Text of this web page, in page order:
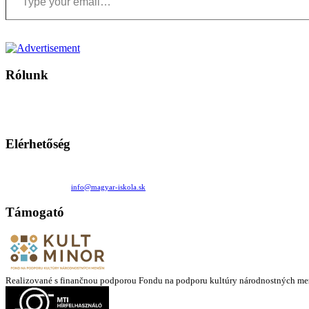
Rólunk
Elérhetőség
info@magyar-iskola.sk
Támogató
Realizované s finančnou podporou Fondu na podporu kultúry národnostných